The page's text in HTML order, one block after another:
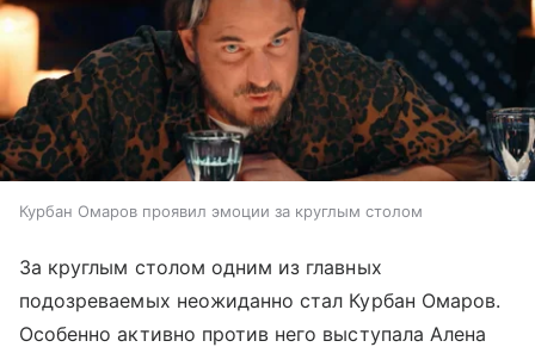
Курбан Омаров проявил эмоции за круглым столом
За круглым столом одним из главных
подозреваемых неожиданно стал Курбан Омаров.
Особенно активно против него выступала Алена